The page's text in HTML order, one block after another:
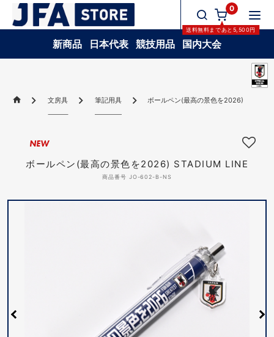
0
送料無料まであと 5,500円
新商品 日本代表 競技用品 国内大会
文房具 筆記用具 ボールペン(最高の景色を2026)
ボールペン(最高の景色を2026) STADIUM LINE
商品番号 JO-602-B-NS
NEW